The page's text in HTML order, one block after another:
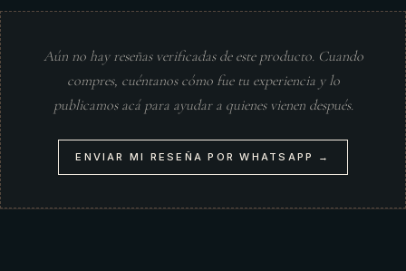
Aún no hay reseñas verificadas de este producto. Cuando
compres, cuéntanos cómo fue tu experiencia y lo
publicamos acá para ayudar a quienes vienen después.
ENVIAR MI RESEÑA POR WHATSAPP →